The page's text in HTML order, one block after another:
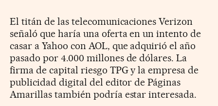
El titán de las telecomunicaciones Verizon
señaló que haría una oferta en un intento de
casar a Yahoo con AOL, que adquirió el año
pasado por 4.000 millones de dólares. La
firma de capital riesgo TPG y la empresa de
publicidad digital del editor de Páginas
Amarillas también podría estar interesada.